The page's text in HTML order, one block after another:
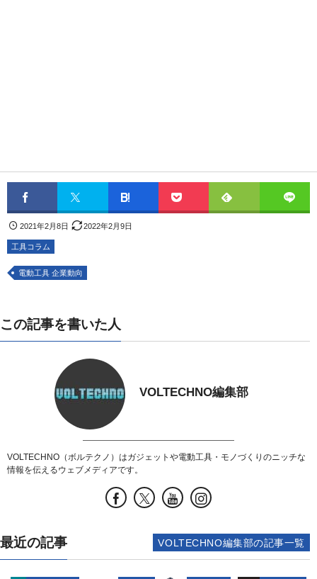
2021年2月8日 2022年2月9日
工具コラム
電動工具 企業動向
この記事を書いた人
VOLTECHNO編集部
VOLTECHNO（ボルテクノ）はガジェットや電動工具・モノづくりのニッチな
情報を伝えるウェブメディアです。
最近の記事 VOLTECHNO編集部の記事一覧